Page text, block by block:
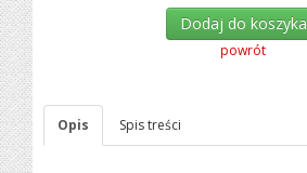
Dodaj do koszyka
powrót
Opis Spis treści